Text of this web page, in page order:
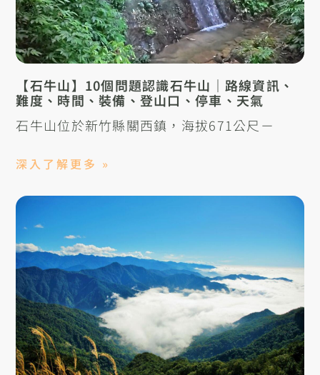
【石牛山】10個問題認識石牛山｜路線資訊、
難度、時間、裝備、登山口、停車、天氣
石牛山位於新竹縣關西鎮，海拔671公尺－
深入了解更多 »